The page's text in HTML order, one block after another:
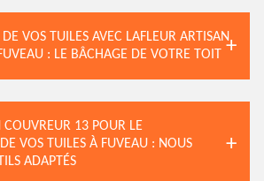
VOS TUILES AVEC LAFLEUR ARTISAN
: LE BÂCHAGE DE VOTRE TOIT
COUVREUR 13 POUR LE
VOS TUILES À FUVEAU : NOUS
ADAPTÉS